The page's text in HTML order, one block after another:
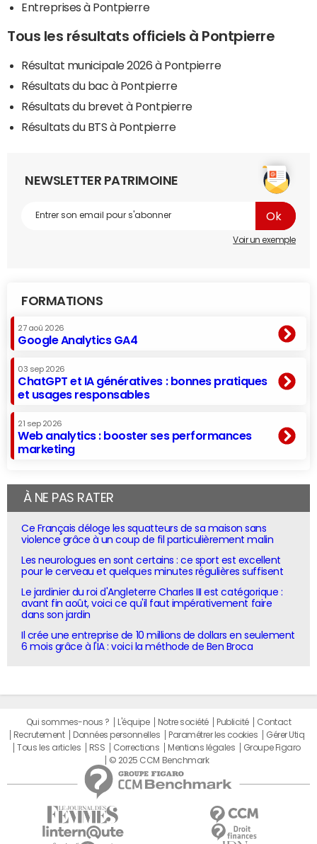
Entreprises à Pontpierre
Tous les résultats officiels à Pontpierre
Résultat municipale 2026 à Pontpierre
Résultats du bac à Pontpierre
Résultats du brevet à Pontpierre
Résultats du BTS à Pontpierre
NEWSLETTER PATRIMOINE
Voir un exemple
FORMATIONS
27 aoû 2026
Google Analytics GA4
03 sep 2026
ChatGPT et IA génératives : bonnes pratiques
et usages responsables
21 sep 2026
Web analytics : booster ses performances
marketing
À NE PAS RATER
Ce Français déloge les squatteurs de sa maison sans
violence grâce à un coup de fil particulièrement malin
Les neurologues en sont certains : ce sport est excellent
pour le cerveau et quelques minutes régulières suffisent
Le jardinier du roi d'Angleterre Charles III est catégorique :
avant fin août, voici ce qu'il faut impérativement faire
dans son jardin
Il crée une entreprise de 10 millions de dollars en seulement
6 mois grâce à l'IA : voici la méthode de Ben Broca
Qui sommes-nous ? L'équipe Notre société Publicité
Contact
Recrutement
Données personnelles Paramétrer les cookies
Gérer Utiq
Tous les articles
RSS Corrections Mentions légales
Groupe Figaro
© 2025 CCM Benchmark